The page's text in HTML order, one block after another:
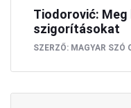
Tiodorović:
szigorításokat
SZERZŐ: MAGYAR SZÓ